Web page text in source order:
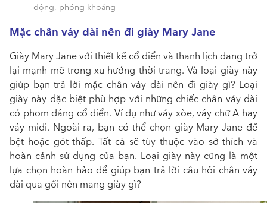
động, phóng khoáng
Mặc chân váy dài nên đi giày Mary Jane
Giày Mary Jane với thiết kế cổ điển và thanh lịch đang trở
lại mạnh mẽ trong xu hướng thời trang. Và loại giày này
giúp bạn trả lời mặc chân váy dài nên đi giày gì? Loại
giày này đặc biệt phù hợp với những chiếc chân váy dài
có phom dáng cổ điển. Ví dụ như váy xòe, váy chữ A hay
váy midi. Ngoài ra, bạn có thể chọn giày Mary Jane đế
bệt hoặc gót thấp. Tất cả sẽ tùy thuộc vào sở thích và
hoàn cảnh sử dụng của bạn. Loại giày này cũng là một
lựa chọn hoàn hảo để giúp bạn trả lời câu hỏi chân váy
dài qua gối nên mang giày gì?